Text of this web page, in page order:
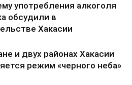
употребления алкоголя
обсудили в
Хакасии
и двух районах Хакасии
режим «черного неба»